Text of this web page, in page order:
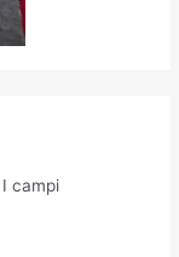
I campi